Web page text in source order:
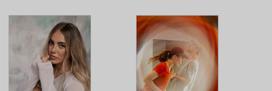
THEATRO CIRCO
MAIS INFO
COMPRAR
THEATRO CIRCO
MAIS INFO
COMPRAR